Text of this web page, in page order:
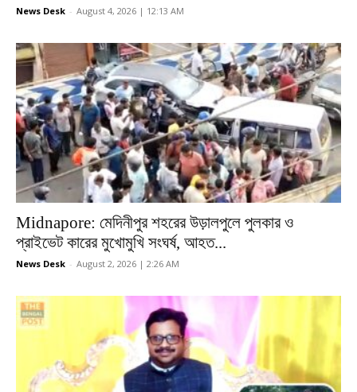
News Desk - August 4, 2026 | 12:13 AM
Midnapore: মেদিনীপুর শহরের উড়ালপুলে পুলকার ও
প্রাইভেট কারের মুখোমুখি সংঘর্ষ, আহত...
News Desk - August 2, 2026 | 2:26 AM